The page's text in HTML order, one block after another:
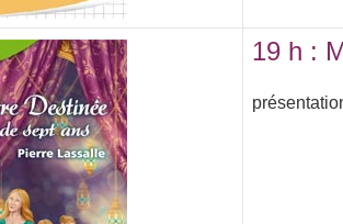
19 h :